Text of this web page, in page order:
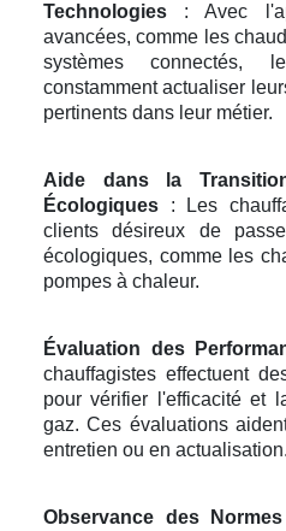
Technologies : Avec
avancées, comme les
systèmes connectés,
constamment actualiser
pertinents dans leur métier.
Aide dans la
Écologiques : Les
clients désireux de
écologiques, comme les
pompes à chaleur.
Évaluation des
chauffagistes effectuent
pour vérifier l'efficacité et
gaz. Ces évaluations
entretien ou en actualisation.
Observance des